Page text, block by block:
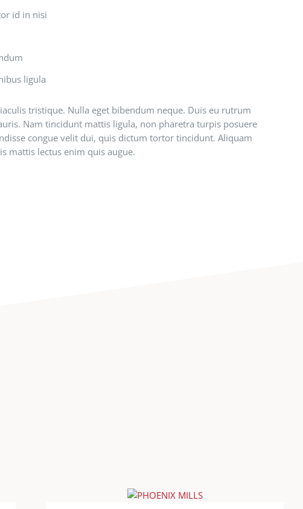
id in nisi
ligula
tristique. Nulla eget bibendum neque. Duis eu rutrum
Nam tincidunt mattis ligula, non pharetra turpis posuere
congue velit dui, quis dictum tortor tincidunt. Aliquam
mattis lectus enim quis augue.